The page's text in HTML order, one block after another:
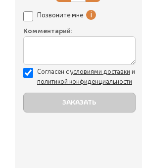
Позвоните мне i
Комментарий:
Согласен суcловиями доставки и
политикой конфиденциальности